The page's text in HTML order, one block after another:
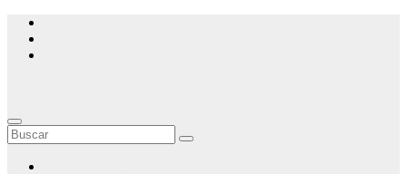
Saltar
contenido